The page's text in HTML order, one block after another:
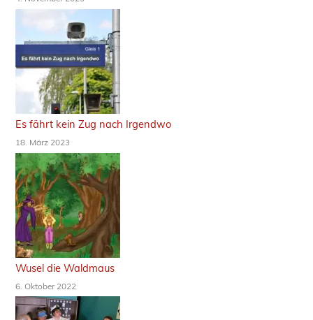
Es fährt kein Zug nach Irgendwo
18. März 2023
Wusel die Waldmaus
6. Oktober 2022